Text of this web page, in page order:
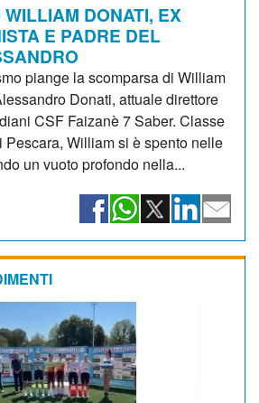
DONATI, EX
E PADRE DEL
piange la scomparsa di William
Donati, attuale direttore
CSF Faizanè 7 Saber. Classe
Pescara, William si è spento nelle
un vuoto profondo nella...